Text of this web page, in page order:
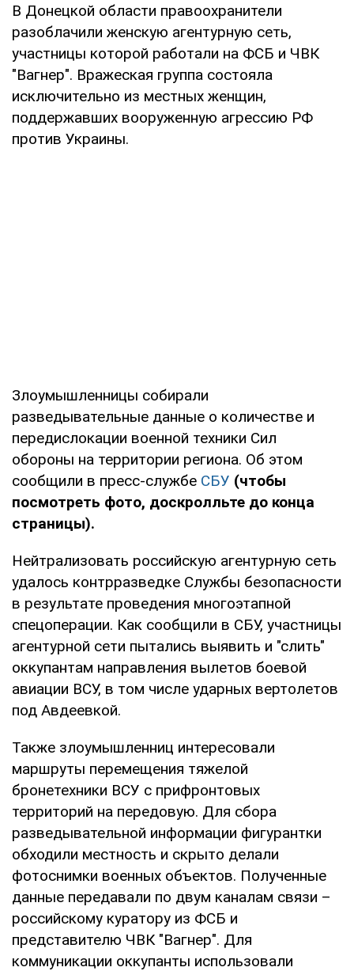
В Донецкой области правоохранители
разоблачили женскую агентурную сеть,
участницы которой работали на ФСБ и ЧВК
"Вагнер". Вражеская группа состояла
исключительно из местных женщин,
поддержавших вооруженную агрессию РФ
против Украины.
Злоумышленницы собирали
разведывательные данные о количестве и
передислокации военной техники Сил
обороны на территории региона. Об этом
сообщили в пресс-службе СБУ (чтобы
посмотреть фото, доскролльте до конца
страницы).
Нейтрализовать российскую агентурную сеть
удалось контрразведке Службы безопасности
в результате проведения многоэтапной
спецоперации. Как сообщили в СБУ, участницы
агентурной сети пытались выявить и "слить"
оккупантам направления вылетов боевой
авиации ВСУ, в том числе ударных вертолетов
под Авдеевкой.
Также злоумышленниц интересовали
маршруты перемещения тяжелой
бронетехники ВСУ с прифронтовых
территорий на передовую. Для сбора
разведывательной информации фигурантки
обходили местность и скрыто делали
фотоснимки военных объектов. Полученные
данные передавали по двум каналам связи –
российскому куратору из ФСБ и
представителю ЧВК "Вагнер". Для
коммуникации оккупанты использовали